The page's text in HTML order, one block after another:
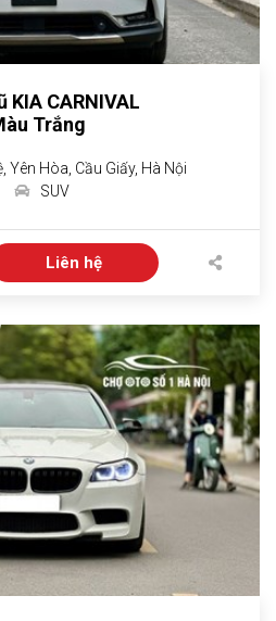
KIA CARNIVAL
Trắng
Yên Hòa, Cầu Giấy, Hà Nội
SUV
Liên hệ